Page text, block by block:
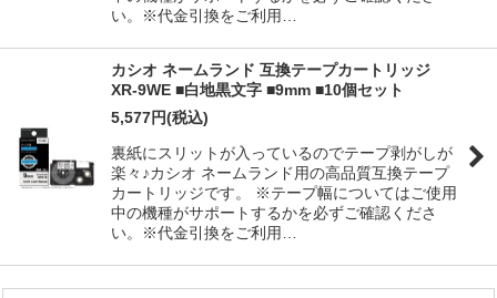
い。※代金引換をご利用…
カシオ ネームランド 互換テープカートリッジ
XR-9WE ■白地黒文字 ■9mm ■10個セット
5,577円(税込)
裏紙にスリットが入っているのでテープ剥がしが
楽々♪カシオ ネームランド用の高品質互換テープ
カートリッジです。 ※テープ幅についてはご使用
中の機種がサポートするかを必ずご確認くださ
い。※代金引換をご利用…